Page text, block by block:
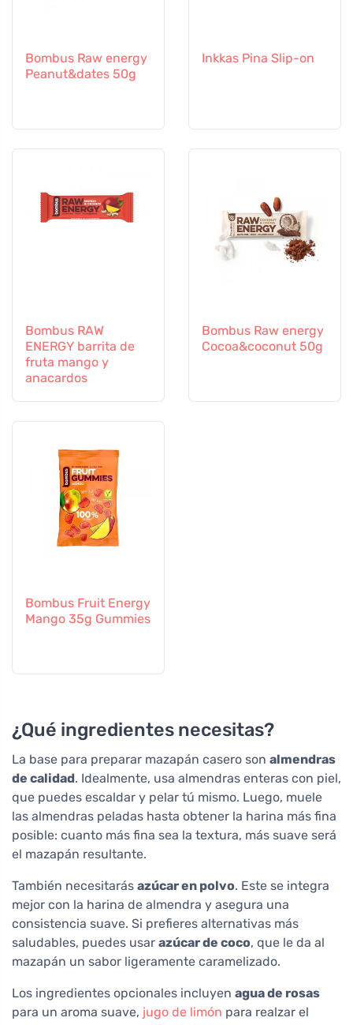
Bombus Raw energy
Peanut&dates 50g
Inkkas Pina Slip-on
Bombus RAW
ENERGY barrita de
fruta mango y
anacardos
Bombus Raw energy
Cocoa&coconut 50g
Bombus Fruit Energy
Mango 35g Gummies
¿Qué ingredientes necesitas?
La base para preparar mazapán casero son almendras
de calidad. Idealmente, usa almendras enteras con piel,
que puedes escaldar y pelar tú mismo. Luego, muele
las almendras peladas hasta obtener la harina más fina
posible: cuanto más fina sea la textura, más suave será
el mazapán resultante.
También necesitarás azúcar en polvo. Este se integra
mejor con la harina de almendra y asegura una
consistencia suave. Si prefieres alternativas más
saludables, puedes usar azúcar de coco, que le da al
mazapán un sabor ligeramente caramelizado.
Los ingredientes opcionales incluyen agua de rosas
para un aroma suave, jugo de limón para realzar el